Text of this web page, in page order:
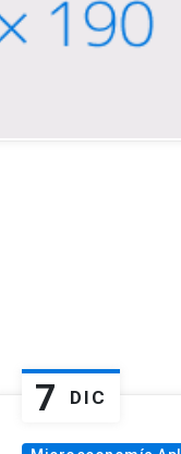
7 DIC